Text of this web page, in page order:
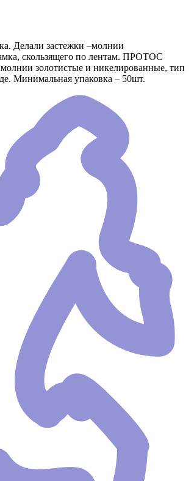
Делали застежки –молнии
скользящего по лентам. ПРОТОС
молнии золотистые и никелированные, тип
Минимальная упаковка – 50шт.